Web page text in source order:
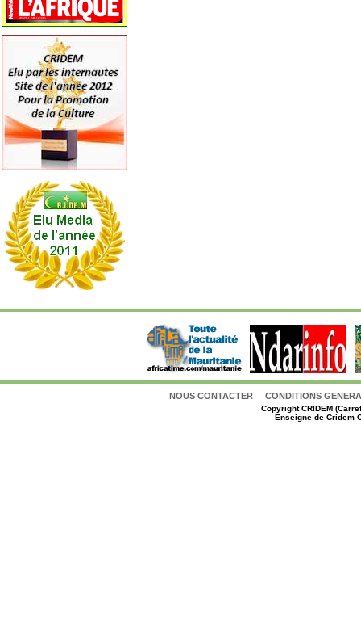
NOUS CONTACTER CONDITIONS
CopyrightCRIDEM
Enseigne de Cridem